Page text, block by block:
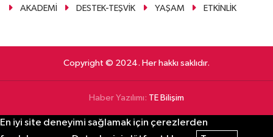
AKADEMİ
DESTEK-TEŞVİK YAŞAM ETKİNLİK
Copyright © 2024. Her hakkı saklıdır.
Haber Yazılımı: TE Bilişim
En iyi site deneyimi sağlamak için çerezlerden